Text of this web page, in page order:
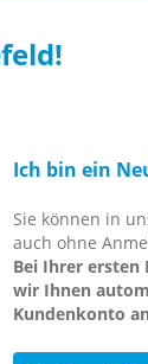
Ich bin ein
Sie können in
auch ohne
Bei Ihrer ersten
wir Ihnen
Kundenkonto